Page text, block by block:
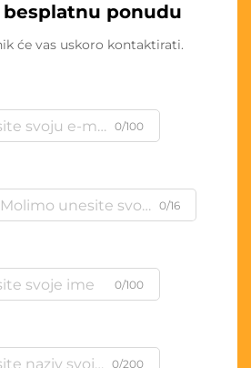
ponudu
će vas uskoro kontaktirati.
0/100
0/16
0/100
0/200